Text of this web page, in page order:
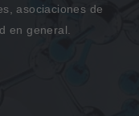
asociaciones de
en general.